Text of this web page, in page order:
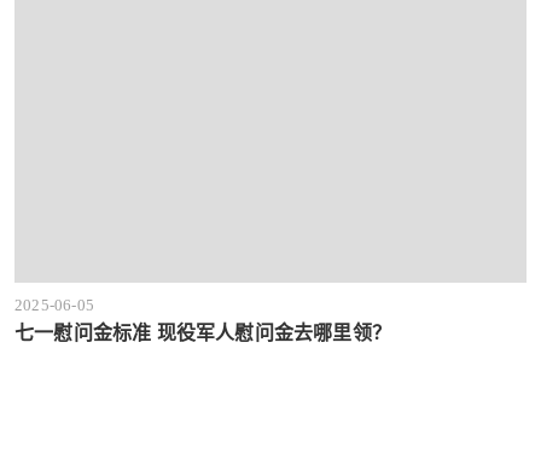
2025-06-05
七一慰问金标准 现役军人慰问金去哪里领？